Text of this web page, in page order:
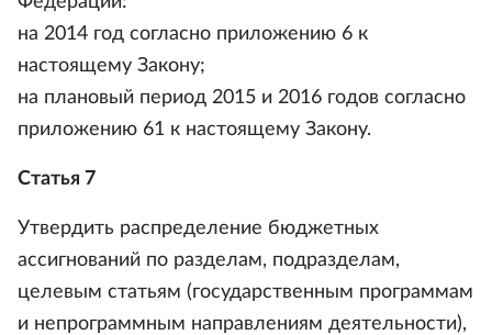
на 2014 год согласно приложению 6 к
настоящему Закону;
на плановый период 2015 и 2016 годов согласно
приложению 61 к настоящему Закону.
Статья 7
Утвердить распределение бюджетных
ассигнований по разделам, подразделам,
целевым статьям (государственным программам
и непрограммным направлениям деятельности),